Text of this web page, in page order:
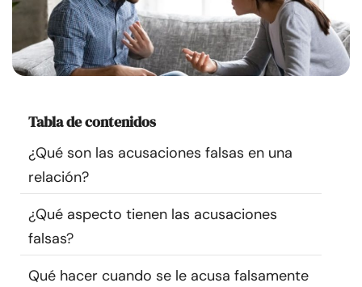
Ayuda
Cursos
Recursos
Comunidad
Encuentra un terapeuta
Idioma ES
Tabla de contenidos
¿Qué son las acusaciones falsas en una
relación?
¿Qué aspecto tienen las acusaciones
falsas?
Qué hacer cuando se le acusa falsamente